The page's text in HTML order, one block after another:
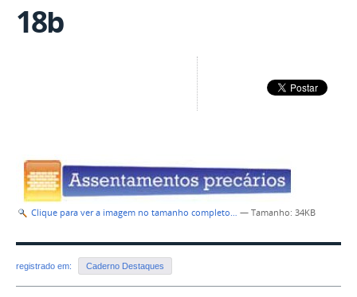
18b
Clique para ver a imagem no tamanho completo… — Tamanho: 34KB
registrado em: Caderno Destaques